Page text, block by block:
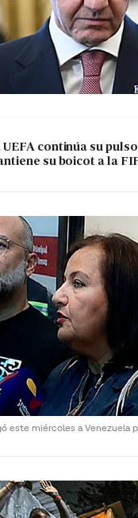
UEFA continúa su
su boicot a la
este miércoles a Venezuela